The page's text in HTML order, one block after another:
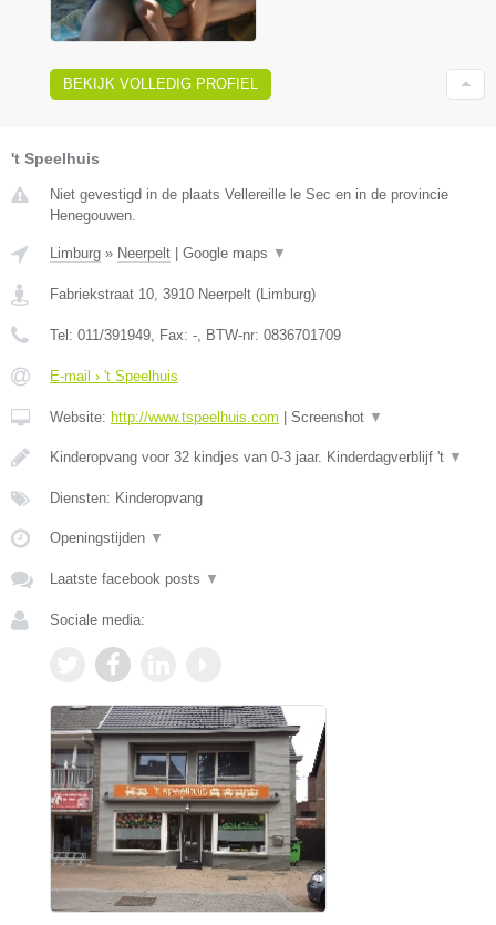
BEKIJK VOLLEDIG PROFIEL
't Speelhuis
Niet gevestigd in de plaats Vellereille le Sec en in de provincie
Henegouwen.
Limburg » Neerpelt Google maps ▼
Fabriekstraat 10, 3910 Neerpelt (Limburg)
Tel: 011/391949, Fax: -, BTW-nr: 0836701709
E-mail › 't Speelhuis
Website: http://www.tspeelhuis.com Screenshot ▼
Kinderopvang voor 32 kindjes van 0-3 jaar. Kinderdagverblijf 't ▼
Diensten: Kinderopvang
Openingstijden ▼
Laatste facebook posts ▼
Sociale media: